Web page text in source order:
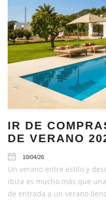
IR DE
DE VERANO
10/04/26
Un verano entre estilo y
ibiza es mucho más que
de entrada a un verano